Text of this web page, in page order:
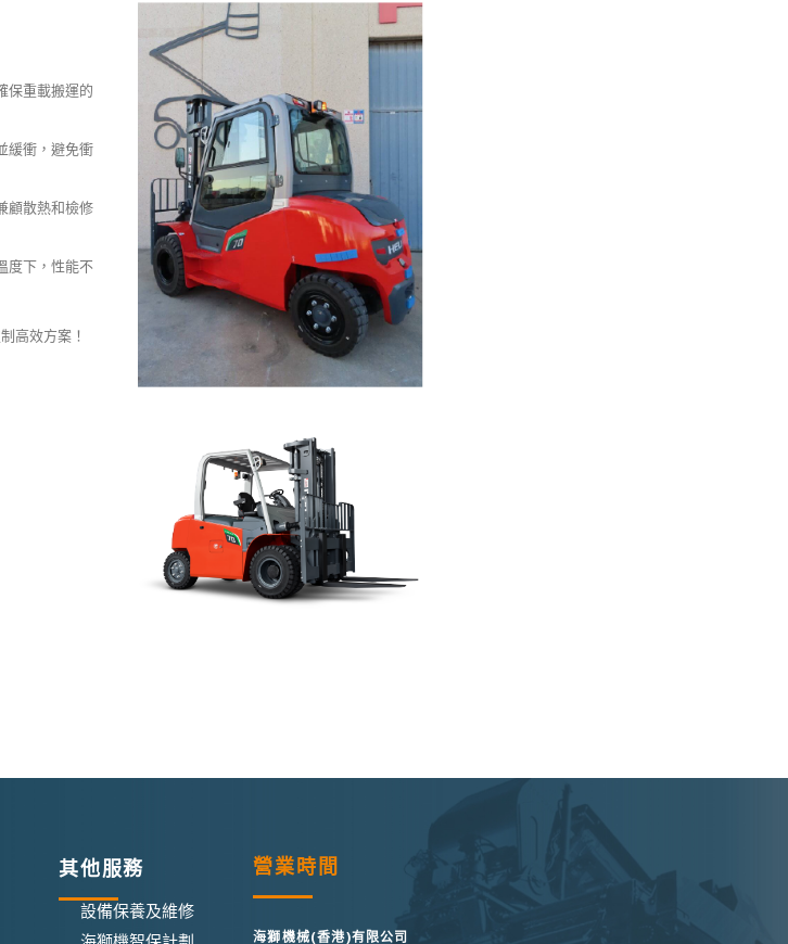
保重載搬運的
緩衝，避免衝
顧散熱和檢修
度下，性能不
高效方案！
其他服務
設備保養及維修
營業時間
海獅機械(香港)有限公司